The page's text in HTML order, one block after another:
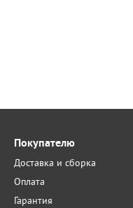
Покупателю
Доставка и сборка
Оплата
Гарантия